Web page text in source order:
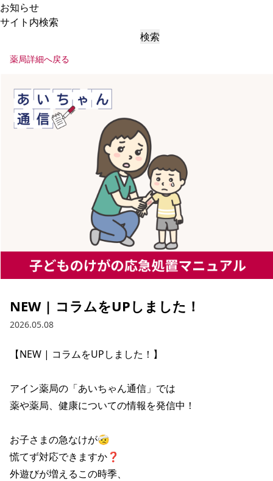
お知らせ
サイト内検索
検索
薬局詳細へ戻る
NEW | コラムをUPしました！
2026.05.08
【NEW | コラムをUPしました！】
アイン薬局の「あいちゃん通信」では
薬や薬局、健康についての情報を発信中！
お子さまの急なけが🤕
慌てず対応できますか❓
外遊びが増えるこの時季、